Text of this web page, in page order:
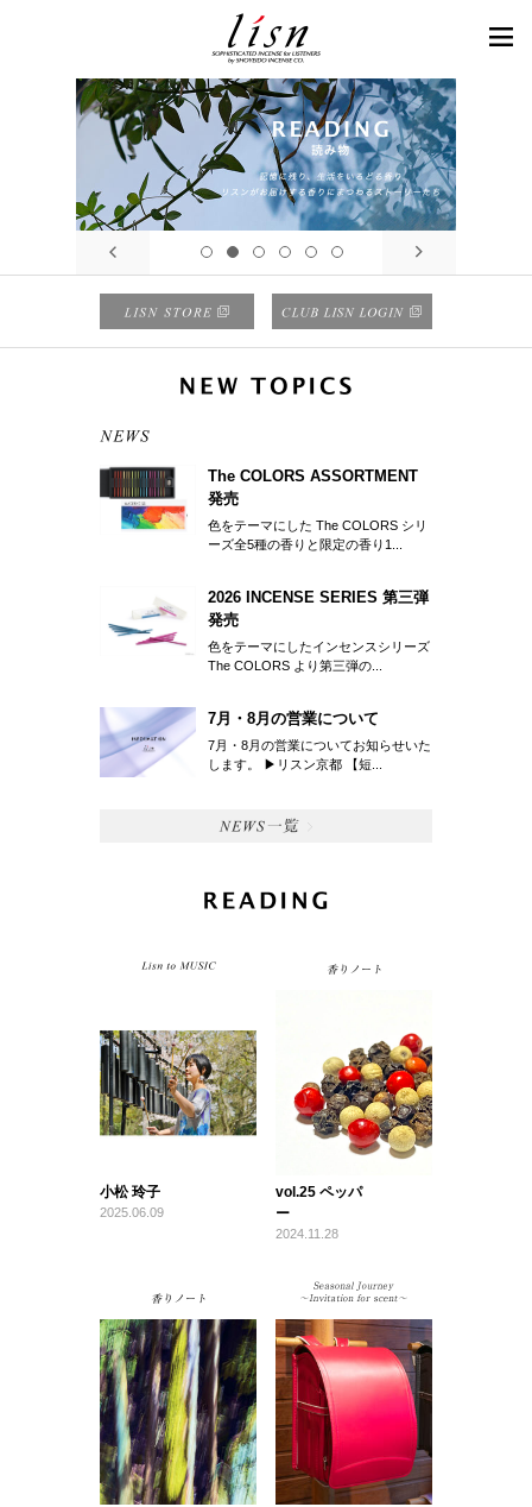
The COLORS ASSORTMENT
発売
色をテーマにした The COLORS シリ
ーズ全5種の香りと限定の香り1...
2026 INCENSE SERIES 第三弾
発売
色をテーマにしたインセンスシリーズ
The COLORS より第三弾の...
7月・8月の営業について
7月・8月の営業についてお知らせいた
します。 ▶︎リスン京都 【短...
小松 玲子
2025.06.09
vol.25 ペッパ
ー
2024.11.28